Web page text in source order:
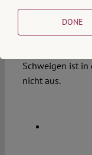
übernehmen sie
und haften für
müsste
Schweigen ist
nicht aus.
DONE